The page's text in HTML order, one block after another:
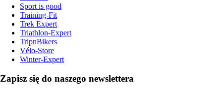
Sport is good
Training-Fit
Trek Expert
Triathlon-Expert
TripnBikers
Vélo-Store
Winter-Expert
Zapisz się do naszego newslettera